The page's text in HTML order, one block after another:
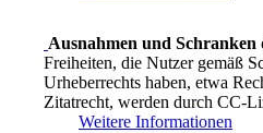
Ausnahmen und Schranken
Freiheiten, die Nutzer gemäß
Urheberrechts haben, etwa
Zitatrecht, werden durch CC-
Weitere Informationen